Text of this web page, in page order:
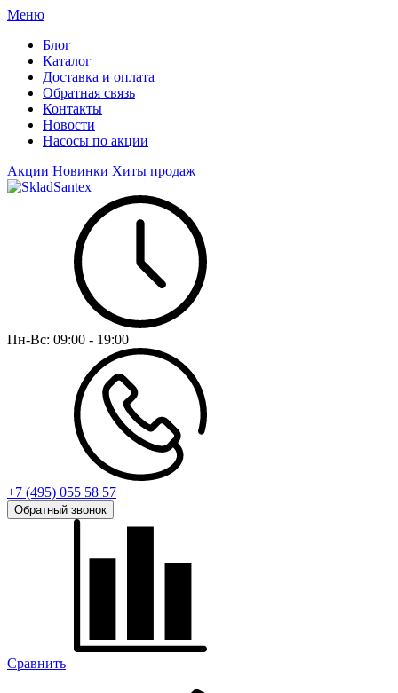
Меню
Блог
Каталог
Доставка и оплата
Обратная связь
Контакты
Новости
Насосы по акции
Акции Новинки Хиты продаж
Пн-Вс: 09:00 - 19:00
+7 (495) 055 58 57
Обратный звонок
Сравнить